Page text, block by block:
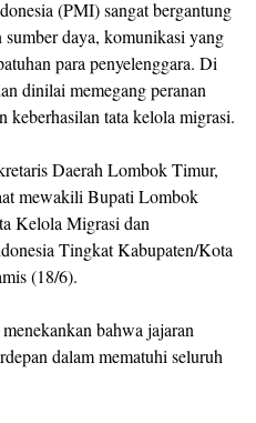
(PMI) sangat bergantung
daya, komunikasi yang
para penyelenggara. Di
dinilai memegang peranan
keberhasilan tata kelola migrasi.
Daerah Lombok Timur,
mewakili Bupati Lombok
Kelola Migrasi dan
Tingkat Kabupaten/Kota
(18/6).
bahwa jajaran
dalam mematuhi seluruh